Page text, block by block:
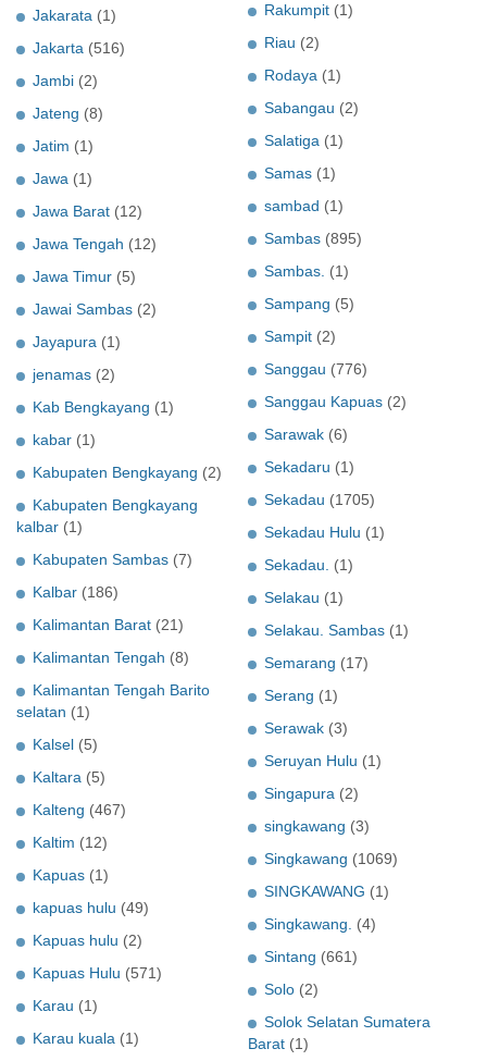
Jakarata (1)
Jakarta (516)
Jambi (2)
Jateng (8)
Jatim (1)
Jawa (1)
Jawa Barat (12)
Jawa Tengah (12)
Jawa Timur (5)
Jawai Sambas (2)
Jayapura (1)
jenamas (2)
Kab Bengkayang (1)
kabar (1)
Kabupaten Bengkayang (2)
Kabupaten Bengkayang
kalbar (1)
Kabupaten Sambas (7)
Kalbar (186)
Kalimantan Barat (21)
Kalimantan Tengah (8)
Kalimantan Tengah Barito
selatan (1)
Kalsel (5)
Kaltara (5)
Kalteng (467)
Kaltim (12)
Kapuas (1)
kapuas hulu (49)
Kapuas hulu (2)
Kapuas Hulu (571)
Karau (1)
Karau kuala (1)
Rakumpit (1)
Riau (2)
Rodaya (1)
Sabangau (2)
Salatiga (1)
Samas (1)
sambad (1)
Sambas (895)
Sambas. (1)
Sampang (5)
Sampit (2)
Sanggau (776)
Sanggau Kapuas (2)
Sarawak (6)
Sekadaru (1)
Sekadau (1705)
Sekadau Hulu (1)
Sekadau. (1)
Selakau (1)
Selakau. Sambas (1)
Semarang (17)
Serang (1)
Serawak (3)
Seruyan Hulu (1)
Singapura (2)
singkawang (3)
Singkawang (1069)
SINGKAWANG (1)
Singkawang. (4)
Sintang (661)
Solo (2)
Solok Selatan Sumatera
Barat (1)